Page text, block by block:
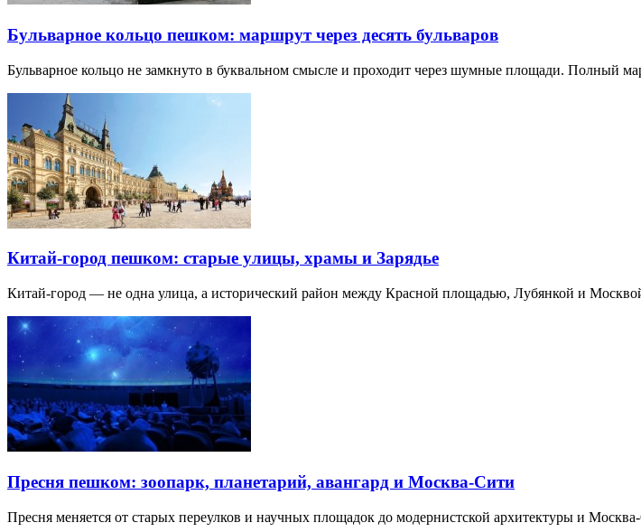
Бульварное кольцо пешком: маршрут через десять бульваров
Бульварное кольцо не замкнуто в буквальном смысле и проходит через шумные площади. Полный
Китай-город пешком: старые улицы, храмы и Зарядье
Китай-город — не одна улица, а исторический район между Красной площадью, Лубянкой и
Пресня пешком: зоопарк, планетарий, авангард и Москва-Сити
Пресня меняется от старых переулков и научных площадок до модернистской архитектуры и